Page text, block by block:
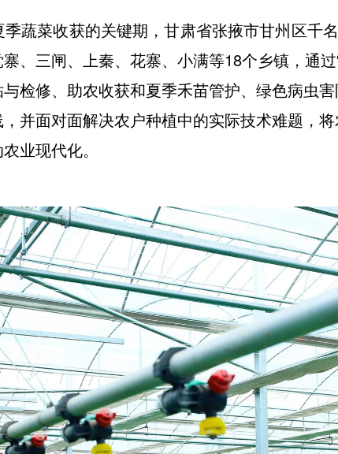
蔬菜收获的关键期，甘肃省张掖市甘州区千
、三闸、上秦、花寨、小满等18个乡镇，通
检修‌、助农收获和夏季禾苗管护、绿色病虫
并面对面解决农户种植中的实际技术难题，
业现代化。